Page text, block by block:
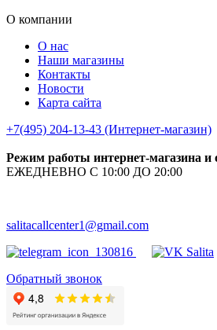
О компании
О нас
Наши магазины
Контакты
Новости
Карта сайта
+7(495) 204-13-43 (Интернет-магазин)
Режим работы интернет-магазина и
ЕЖЕДНЕВНО С 10:00 ДО 20:00
salitacallcenter1@gmail.com
Обратный звонок